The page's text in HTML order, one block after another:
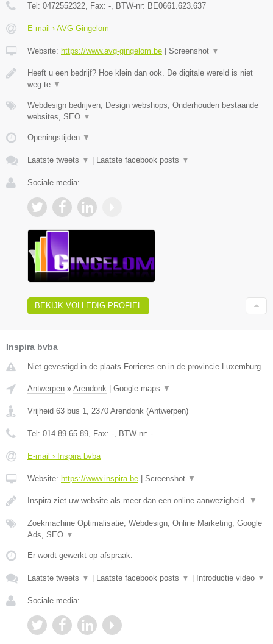
Tel: 0472552322 , Fax: - , BTW-nr: BE0661.623.637
E-mail › AVG Gingelom
Website: https://www.avg-gingelom.be Screenshot ▼
Heeft u een bedrijf? Hoe klein dan ook. De digitale wereld is niet
weg te ▼
Webdesign bedrijven, Design webshops, Onderhouden bestaande
websites, SEO ▼
Openingstijden ▼
Laatste tweets ▼ Laatste facebook posts ▼
Sociale media:
BEKIJK VOLLEDIG PROFIEL
Inspira bvba
Niet gevestigd in de plaats Forrieres en in de provincie Luxemburg.
Antwerpen » Arendonk Google maps ▼
Vrijheid 63 bus 1, 2370 Arendonk (Antwerpen)
Tel: 014 89 65 89, Fax: -, BTW-nr: -
E-mail › Inspira bvba
Website: https://www.inspira.be Screenshot ▼
Inspira ziet uw website als meer dan een online aanwezigheid. ▼
Zoekmachine Optimalisatie, Webdesign, Online Marketing, Google
Ads, SEO ▼
Er wordt gewerkt op afspraak.
Laatste tweets ▼ Laatste facebook posts ▼ Introductie video ▼
Sociale media: